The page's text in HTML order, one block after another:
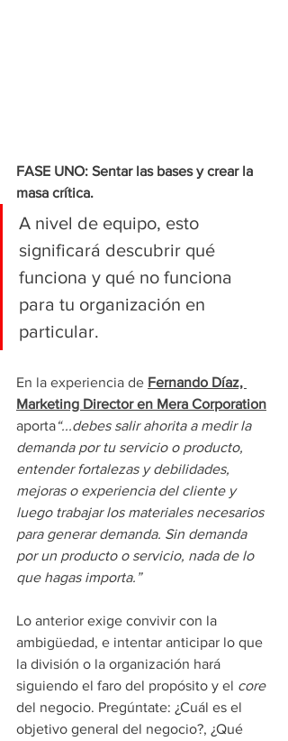
FASE UNO: Sentar las bases y crear la
masa crítica.
A nivel de equipo, esto
significará descubrir qué
funciona y qué no funciona
para tu organización en
particular.
En la experiencia de Fernando Díaz,
Marketing Director en Mera Corporation
aporta“...debes salir ahorita a medir la
demanda por tu servicio o producto,
entender fortalezas y debilidades,
mejoras o experiencia del cliente y
luego trabajar los materiales necesarios
para generar demanda. Sin demanda
por un producto o servicio, nada de lo
que hagas importa.”
Lo anterior exige convivir con la
ambigüedad, e intentar anticipar lo que
la división o la organización hará
siguiendo el faro del propósito y el core
del negocio. Pregúntate: ¿Cuál es el
objetivo general del negocio?, ¿Qué